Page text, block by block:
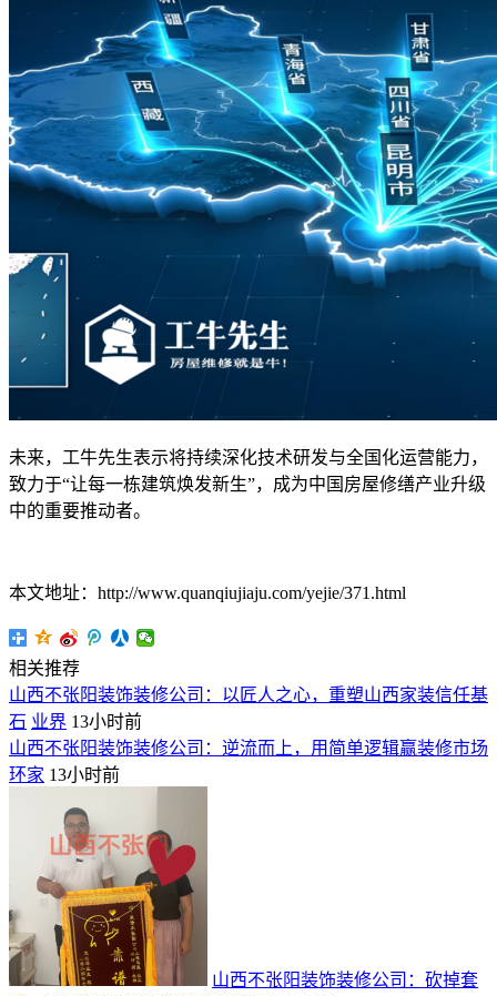
未来，工牛先生表示将持续深化技术研发与全国化运营能力，
致力于“让每一栋建筑焕发新生”，成为中国房屋修缮产业升级
中的重要推动者。
本文地址：http://www.quanqiujiaju.com/yejie/371.html
相关推荐
山西不张阳装饰装修公司：以匠人之心，重塑山西家装信任基
石 业界 13小时前
山西不张阳装饰装修公司：逆流而上，用简单逻辑赢装修市场
环家 13小时前
山西不张阳装饰装修公司：砍掉套